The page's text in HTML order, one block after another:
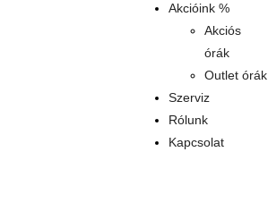
Akcióink %
Akciós
órák
Outlet órák
Szerviz
Rólunk
Kapcsolat